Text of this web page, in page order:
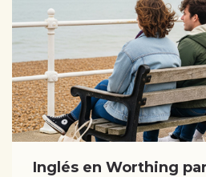
Inglés en Worthing